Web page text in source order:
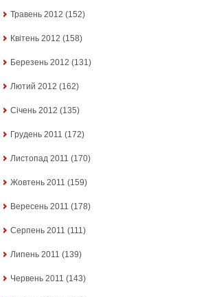
Травень 2012 (152)
Квітень 2012 (158)
Березень 2012 (131)
Лютий 2012 (162)
Січень 2012 (135)
Грудень 2011 (172)
Листопад 2011 (170)
Жовтень 2011 (159)
Вересень 2011 (178)
Серпень 2011 (111)
Липень 2011 (139)
Червень 2011 (143)